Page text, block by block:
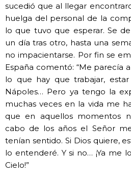
sucedió que al llegar
huelga del personal de la
lo que tuvo que esperar. Se
un día tras otro, hasta una
no impacientarse. Por fin se
España comentó: “Me parecía
lo que hay que trabajar,
Nápoles… Pero ya tengo la
muchas veces en la vida me
que en aquellos momentos
cabo de los años el Señor
tenían sentido. Si Dios quiere,
lo entenderé. Y si no… ¡Ya me
Cielo!”